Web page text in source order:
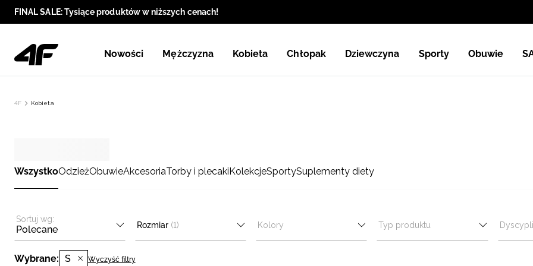
FINAL SALE: Tysiące produktów w niższych cenach!
Nowości Mężczyzna Kobieta Chłopak Dziewczyna Sporty Obuwie
4F Kobieta
WszystkoOdzieżObuwieAkcesoriaTorby i plecaki KolekcjeSportySuplementy diety
Sortuj wg:
Polecane Rozmiar (1) Kolory Typ produktu
Wybrane: S Wyczyść filtry